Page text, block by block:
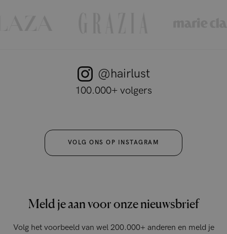
100.000+ volgers
@hairlust
VOLG ONS OP INSTAGRAM
Meld je aan voor onze nieuwsbrief
Volg het voorbeeld van wel 200.000+ anderen en meld je